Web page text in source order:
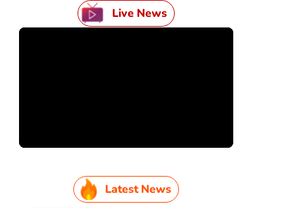
Live News
Latest News